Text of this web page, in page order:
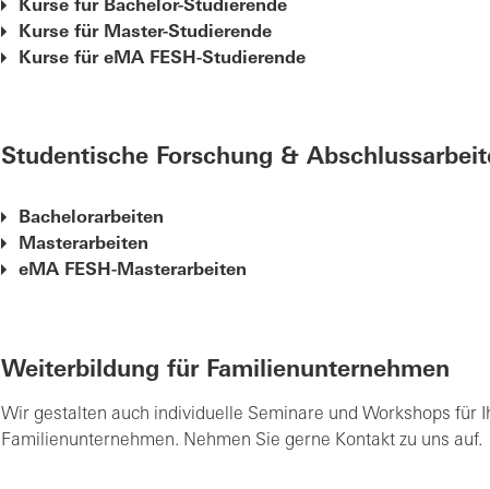
Kurse für Bachelor-Studierende
Kurse für Master-Studierende
Kurse für eMA FESH-Studierende
Studentische Forschung &
Bachelorarbeiten
Masterarbeiten
eMA FESH-Masterarbeiten
Weiterbildung für Familienunternehmen
Wir gestalten auch individuelle Seminare und Workshops für
Familienunternehmen. Nehmen Sie gerne Kontakt zu uns auf.